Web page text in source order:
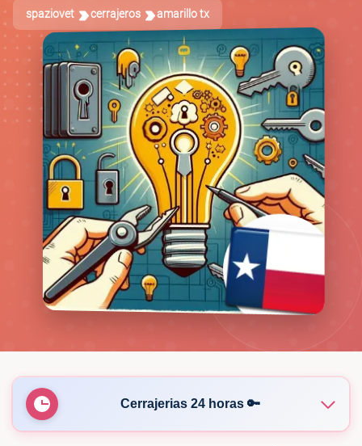
🗝️
🚪
🛡️
spaziovet cerrajeros amarillo tx
Cerrajerias 24 horas 🔑